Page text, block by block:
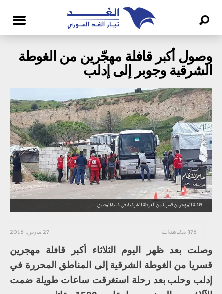
وصول أكبر قافلة مهجّرين من الغوطة
الشرقية وجوبر إلى إدلب
قافلة المهجرين قسريا من الغوطة الشرقية في قلعة المضيق
27 مارس، 2018 378 مشاهدات
وصلت بعد ظهر اليوم الثلاثاء أكبر قافلة مهجرين
قسريا من الغوطة الشرقية إلى المناطق المحررة في
إدلب وحلب بعد رحلة استغرقت ساعات طويلة ضمت